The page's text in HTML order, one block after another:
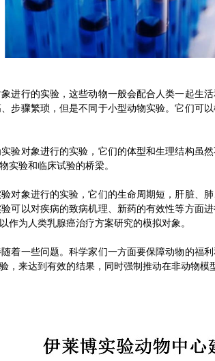
行的实验，这些动物一般会配合人类一起生
步骤繁琐，但是不同于小型动物实验。它们可
对象进行的实验，它们的体型和生理结构虽
实验和临床试验的桥梁。
象进行的实验，它们的生命周期短，肝脏、
可以对疾病的致病机理、新药的有效性等方面
为人类乳腺癌治疗方案研究的模拟对象。
一些问题。科学家们一方面要保障动物的福利
来达到有效的结果，同时强制推动在非动物模